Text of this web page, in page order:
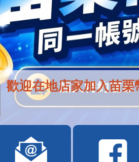
歡迎在地店家加入苗栗